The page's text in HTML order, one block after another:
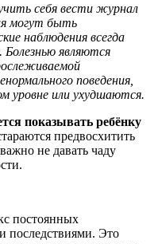
себя вести журнал
могут быть
наблюдения всегда
являются
поведения,
уровне или ухудшаются.
показывать ребёнку
предвосхитить
не давать чаду
постоянных
последствиями. Это